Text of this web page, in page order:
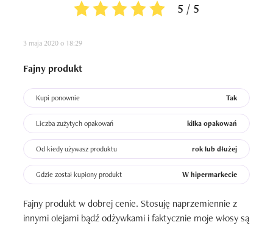
5 / 5
3 maja 2020 o 18:29
Fajny produkt
Kupi ponownie Tak
Liczba zużytych opakowań kilka opakowań
Od kiedy używasz produktu rok lub dłużej
Gdzie został kupiony produkt W hipermarkecie
Fajny produkt w dobrej cenie. Stosuję naprzemiennie z
innymi olejami bądź odżywkami i faktycznie moje włosy są